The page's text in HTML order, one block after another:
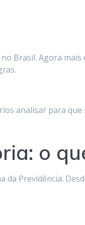
Brasil. Agora
analisar para
o
Previdência.